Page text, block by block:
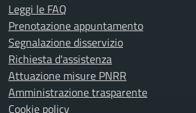
Leggi le FAQ
Prenotazione appuntamento
Segnalazione disservizio
Richiesta d'assistenza
Attuazione misure PNRR
Amministrazione trasparente
Cookie policy